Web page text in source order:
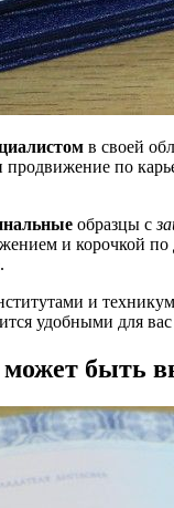
в своей
по
образцы с
и корочкой по
и
удобными для
быть